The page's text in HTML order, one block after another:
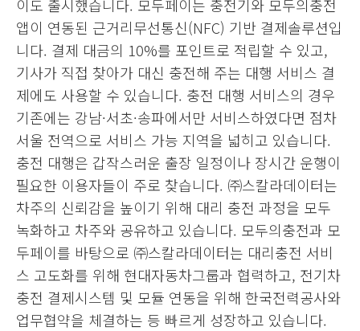
이도 출시했습니다. 모두페이는 충전기와 모두의충전
앱이 연동된 근거리무선통신(NFC) 기반 결제솔루션입
니다. 결제 대금의 10%를 포인트로 적립할 수 있고,
기사가 직접 찾아가 대신 충전해 주는 대행 서비스 결
제에도 사용할 수 있습니다. 충전 대행 서비스의 경우
기존에는 강남·서초·송파에서만 서비스하였다면 점차
서울 전역으로 서비스 가능 지역을 넓히고 있습니다.
충전 대행은 갑작스러운 출장 일정이나 장시간 운행이
필요한 이용자들이 주로 찾습니다. ㈜스칼라데이터는
차주의 신뢰감을 높이기 위해 대리 충전 과정을 모두
녹화하고 차주와 공유하고 있습니다. 모두의충전과 모
두페이를 바탕으로 ㈜스칼라데이터는 대리충전 서비
스 고도화를 위해 현대자동차그룹과 협력하고, 전기차
충전 결제시스템 및 모듈 연동을 위해 한국전력공사와
업무협약을 체결하는 등 빠르게 성장하고 있습니다.